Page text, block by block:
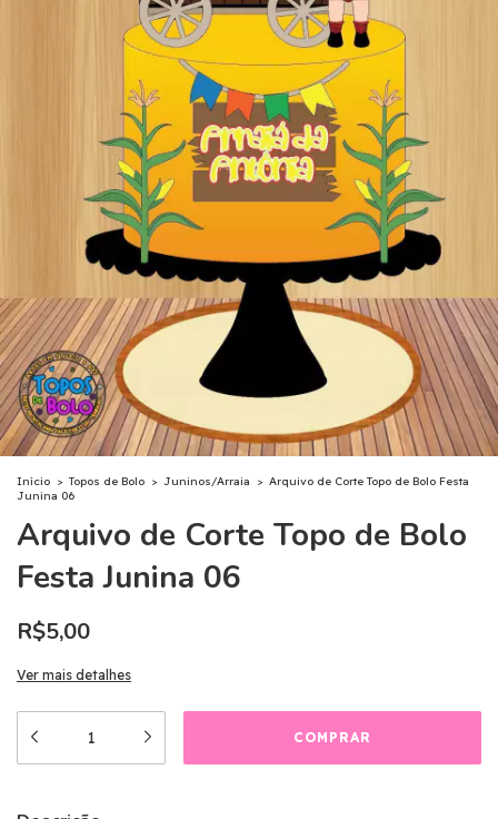
Início > Topos de Bolo > Juninos/Arraia > Arquivo de Corte Topo de Bolo Festa
Junina 06
Arquivo de Corte Topo de Bolo
Festa Junina 06
R$5,00
Ver mais detalhes